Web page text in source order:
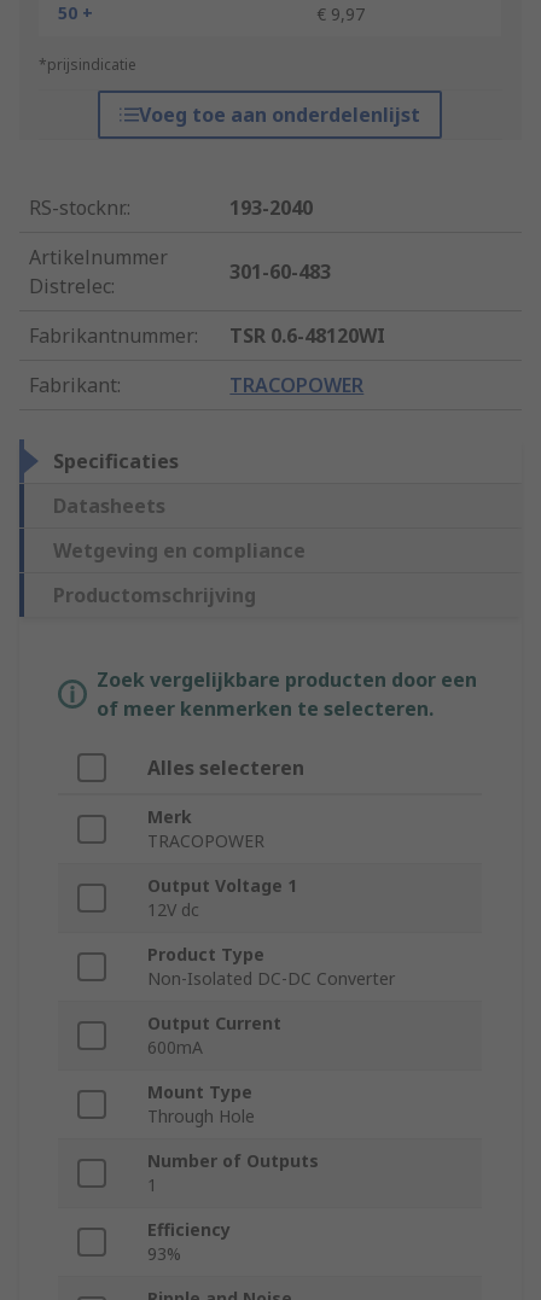
50 +
€ 9,97
*prijsindicatie
Voeg toe aan onderdelenlijst
RS-stocknr.:
193-2040
Artikelnummer
Distrelec:
301-60-483
Fabrikantnummer:
TSR 0.6-48120WI
Fabrikant: TRACOPOWER
Specificaties
Datasheets
Wetgeving en compliance
Productomschrijving
Zoek vergelijkbare producten door een
of meer kenmerken te selecteren.
Alles selecteren
Merk
TRACOPOWER
Output Voltage 1
12V dc
Product Type
Non-Isolated DC-DC Converter
Output Current
600mA
Mount Type
Through Hole
Number of Outputs
1
Efficiency
93%